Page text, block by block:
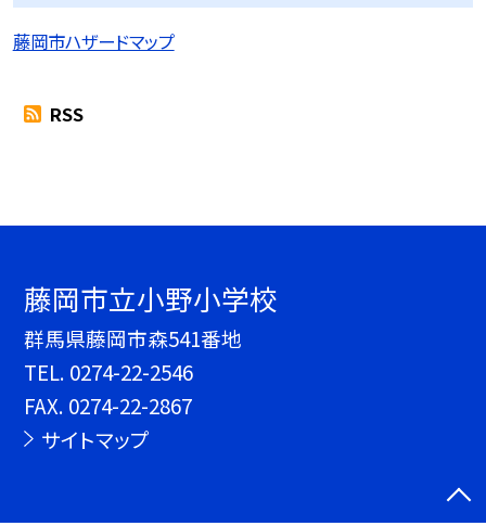
藤岡市ハザードマップ
RSS
藤岡市立小野小学校
群馬県藤岡市森541番地
TEL. 0274-22-2546
FAX. 0274-22-2867
サイトマップ